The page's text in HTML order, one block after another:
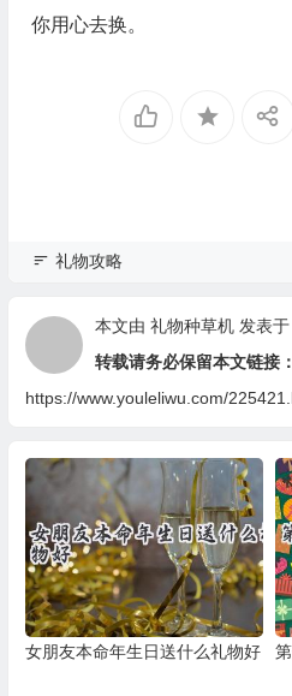
你用心去换。
礼物攻略
本文由 礼物种草机发表于
转载请务必保留本文链接：
https://www.youleliwu.com/
女朋友本命年生日送什么礼物好